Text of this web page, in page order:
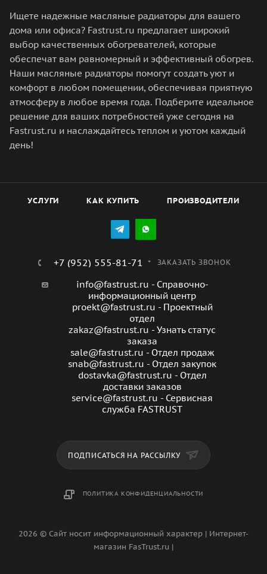
Ищете надежные масляные радиаторы для вашего
дома или офиса? Fastrust.ru предлагает широкий
выбор качественных обогревателей, которые
обеспечат вам равномерный и эффективный обогрев.
Наши масляные радиаторы помогут создать уют и
комфорт в любом помещении, обеспечивая приятную
атмосферу в любое время года. Подберите идеальное
решение для ваших потребностей уже сегодня на
Fastrust.ru и наслаждайтесь теплом и уютом каждый
день!
УСЛУГИ КАК КУПИТЬ ПРОИЗВОДИТЕЛИ
+7 (952) 555-81-71 ЗАКАЗАТЬ ЗВОНОК
info@fastrust.ru - Справочно-
информационный центр
proekt@fastrust.ru - Проектный
отдел
zakaz@fastrust.ru - Узнать статус
заказа
sale@fastrust.ru - Отдел продаж
snab@fastrust.ru - Отдел закупок
dostavka@fastrust.ru - Отдел
доставки заказов
service@fastrust.ru - Сервисная
служба FASTRUST
ПОДПИСАТЬСЯ НА РАССЫЛКУ
ПОЛИТИКА КОНФИДЕНЦИАЛЬНОСТИ
2026 © Сайт носит информационный характер | Интернет-
магазин FasTrust.ru |